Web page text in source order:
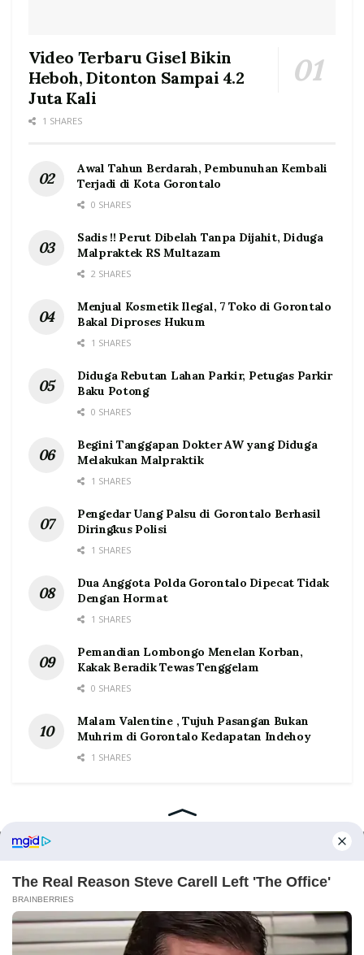
Video Terbaru Gisel Bikin
Heboh, Ditonton Sampai 4.2
Juta Kali
1 SHARES
Awal Tahun Berdarah, Pembunuhan Kembali
Terjadi di Kota Gorontalo
0 SHARES
Sadis !! Perut Dibelah Tanpa Dijahit, Diduga
Malpraktek RS Multazam
2 SHARES
Menjual Kosmetik Ilegal, 7 Toko di Gorontalo
Bakal Diproses Hukum
1 SHARES
Diduga Rebutan Lahan Parkir, Petugas Parkir
Baku Potong
0 SHARES
Begini Tanggapan Dokter AW yang Diduga
Melakukan Malpraktik
1 SHARES
Pengedar Uang Palsu di Gorontalo Berhasil
Diringkus Polisi
1 SHARES
Dua Anggota Polda Gorontalo Dipecat Tidak
Dengan Hormat
1 SHARES
Pemandian Lombongo Menelan Korban,
Kakak Beradik Tewas Tenggelam
0 SHARES
Malam Valentine , Tujuh Pasangan Bukan
Muhrim di Gorontalo Kedapatan Indehoy
1 SHARES
Home Tentang Redaksi Pedoman Media Siber